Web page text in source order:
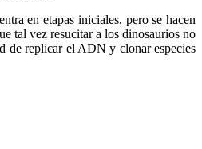
en etapas iniciales, pero se hacen
tal vez resucitar a los dinosaurios no
de replicar el ADN y clonar especies